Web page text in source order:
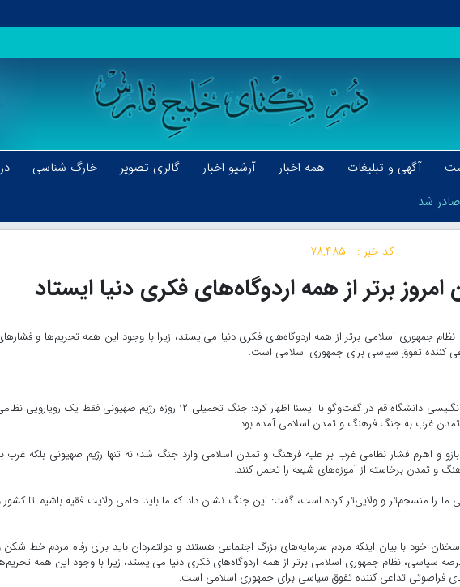
آگهی و تبلیغات همه اخبار آرشیو اخبار گالری تصویر خارگ شناسی
شد
شد
کد خبر : ۷۸,۴۸۵
برتر از همه اردوگاه‌های فکری دنیا ایستاد
جمهوری اسلامی برتر از همه اردوگاه‌های فکری دنیا می‌ایستد، زیرا با وجود این همه تحریم‌ها و
کننده تفوق سیاسی برای جمهوری اسلامی است.
محمدرضا فخر روحانی استادیار گروه زبان انگلیسی دانشگاه قم در گفت‌وگو با ایسنا اظهار کرد: جنگ تحمیلی ۱۲ روزه رژیم صهیونی فقط یک رویارویی
غرب به جنگ فرهنگ و تمدن اسلامی آمده بود.
و اهرم فشار نظامی غرب بر علیه فرهنگ و تمدن اسلامی وارد جنگ شد؛ نه تنها رژیم صهیونی بلکه غرب
و تمدن برخاسته از آموزه‌های شیعه را تحمل کنند.
ما را منسجم‌تر و ولایی‌تر کرده است، گفت: این جنگ نشان داد که ما باید حامی ولایت فقیه باشیم تا کشور
خود با بیان اینکه مردم سرمایه‌های بزرگ اجتماعی هستند و دولتمردان باید برای رفاه مردم خط شکن
سیاسی، نظام جمهوری اسلامی برتر از همه اردوگاه‌های فکری دنیا می‌ایستد، زیرا با وجود این همه
فراصوتی تداعی کننده تفوق سیاسی برای جمهوری اسلامی است.